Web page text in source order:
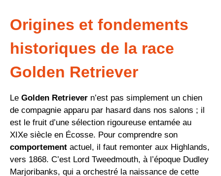
Origines et fondements
historiques de la race
Golden Retriever
Le Golden Retriever n’est pas simplement un chien
de compagnie apparu par hasard dans nos salons ; il
est le fruit d’une sélection rigoureuse entamée au
XIXe siècle en Écosse. Pour comprendre son
comportement actuel, il faut remonter aux Highlands,
vers 1868. C’est Lord Tweedmouth, à l’époque Dudley
Marjoribanks, qui a orchestré la naissance de cette